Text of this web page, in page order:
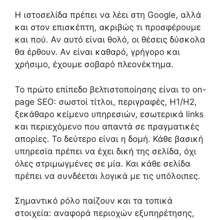
Η ιστοσελίδα πρέπει να λέει στη Google, αλλά
και στον επισκέπτη, ακριβώς τι προσφέρουμε
και πού. Αν αυτό είναι θολό, οι θέσεις δύσκολα
θα έρθουν. Αν είναι καθαρό, γρήγορο και
χρήσιμο, έχουμε σοβαρό πλεονέκτημα.
Το πρώτο επίπεδο βελτιστοποίησης είναι το on-
page SEO: σωστοί τίτλοι, περιγραφές, H1/H2,
ξεκάθαρο κείμενο υπηρεσιών, εσωτερικά links
και περιεχόμενο που απαντά σε πραγματικές
απορίες. Το δεύτερο είναι η δομή. Κάθε βασική
υπηρεσία πρέπει να έχει δική της σελίδα, όχι
όλες στριμωγμένες σε μία. Και κάθε σελίδα
πρέπει να συνδέεται λογικά με τις υπόλοιπες.
Σημαντικό ρόλο παίζουν και τα τοπικά
στοιχεία: αναφορά περιοχών εξυπηρέτησης,